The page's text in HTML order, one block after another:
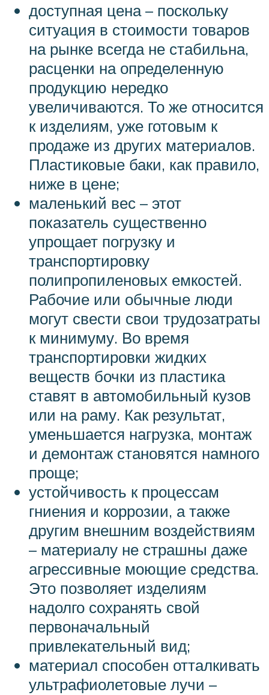
доступная цена – поскольку
ситуация в стоимости товаров
на рынке всегда не стабильна,
расценки на определенную
продукцию нередко
увеличиваются. То же относится
к изделиям, уже готовым к
продаже из других материалов.
Пластиковые баки, как правило,
ниже в цене;
маленький вес – этот
показатель существенно
упрощает погрузку и
транспортировку
полипропиленовых емкостей.
Рабочие или обычные люди
могут свести свои трудозатраты
к минимуму. Во время
транспортировки жидких
веществ бочки из пластика
ставят в автомобильный кузов
или на раму. Как результат,
уменьшается нагрузка, монтаж
и демонтаж становятся намного
проще;
устойчивость к процессам
гниения и коррозии, а также
другим внешним воздействиям
– материалу не страшны даже
агрессивные моющие средства.
Это позволяет изделиям
надолго сохранять свой
первоначальный
привлекательный вид;
материал способен отталкивать
ультрафиолетовые лучи –